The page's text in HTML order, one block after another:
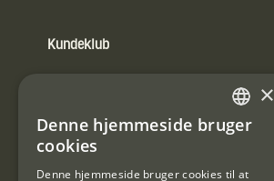
Kundeklub
E-
post
SWEDISH
×
Denne hjemmeside bruger
cookies
Denne hjemmeside bruger cookies til at